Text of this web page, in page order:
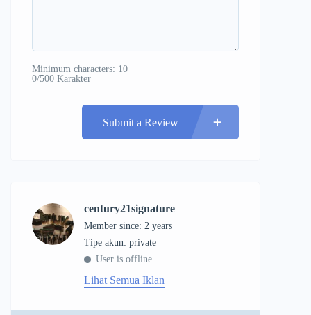
Minimum characters: 10
0/500 Karakter
Submit a Review
century21signature
Member since: 2 years
tipe akun: private
User is offline
Lihat Semua Iklan